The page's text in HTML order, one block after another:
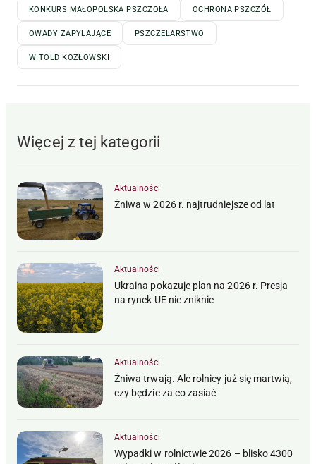
KONKURS MAŁOPOLSKA PSZCZOŁA OCHRONA PSZCZÓŁ
OWADY ZAPYLAJĄCE PSZCZELARSTWO
WITOLD KOZŁOWSKI
Więcej z tej kategorii
Aktualności
Żniwa w 2026 r. najtrudniejsze od lat
Aktualności
Ukraina pokazuje plan na 2026 r. Presja
na rynek UE nie zniknie
Aktualności
Żniwa trwają. Ale rolnicy już się martwią,
czy będzie za co zasiać
Aktualności
Wypadki w rolnictwie 2026 – blisko 4300